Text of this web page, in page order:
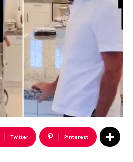
Twitter Pinterest